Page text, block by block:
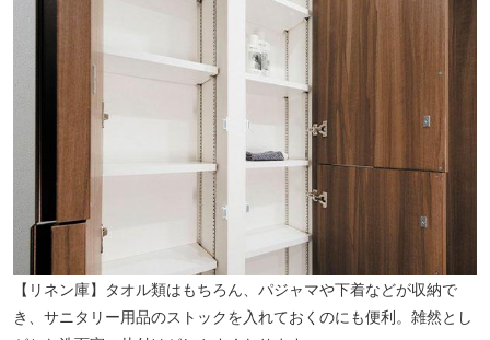
【リネン庫】タオル類はもちろん、パジャマや下着などが収納で
き、サニタリー用品のストックを入れておくのにも便利。雑然とし